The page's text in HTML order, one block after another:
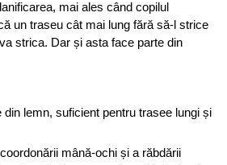
mai ales când copilul
un traseu cât mai lung fără să-l strice
strica. Dar și asta face parte din
din lemn, suficient pentru trasee lungi și
mână-ochi și a răbdării